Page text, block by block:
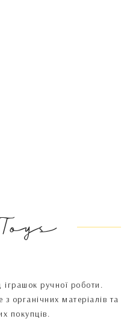
ручної роботи.
органічних матеріалів та
покупців.